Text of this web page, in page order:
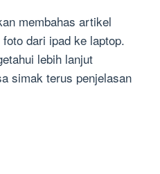
membahas artikel
dari ipad ke laptop.
lebih lanjut
simak terus penjelasan